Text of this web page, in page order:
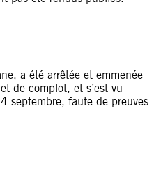
a été arrêtée et emmenée
de complot, et s’est vu
septembre, faute de preuves